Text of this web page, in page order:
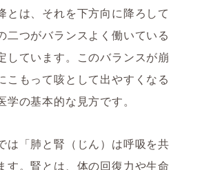
とは、それを下方向に降ろして
二つがバランスよく働いている
しています。このバランスが崩
こもって咳として出やすくなる
の基本的な見方です。
は「肺と腎（じん）は呼吸を共
す。腎とは、体の回復力や生命